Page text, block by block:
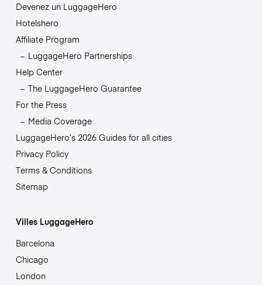
Devenez un LuggageHero
Hotelshero
Affiliate Program
LuggageHero Partnerships
Help Center
The LuggageHero Guarantee
For the Press
Media Coverage
LuggageHero’s 2026 Guides for all cities
Privacy Policy
Terms & Conditions
Sitemap
Villes LuggageHero
Barcelona
Chicago
London